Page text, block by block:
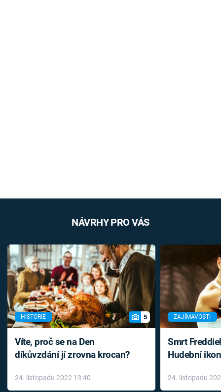
NÁVRHY PRO VÁS
HISTORIE 5
Víte, proč se na Den
díkůvzdání jí zrovna krocan?
24. listopadu 2022 13:40
ZAJÍMAVOSTI
Smrt
Hudební
léky
24. listopadu